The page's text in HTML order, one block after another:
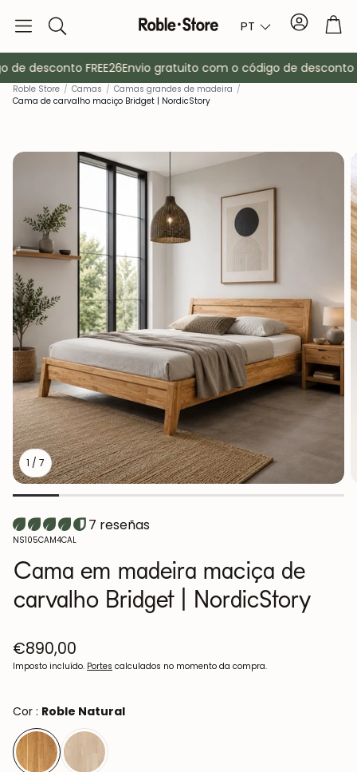
Pesquisa PT Conta
Aparadores
Armários Mesas de
Bengaleiros Mobiliário
desconto FREE26Envio gratuito com o código de desconto
Roble Store / Camas / Camas grandes de madeira /
Cama de carvalho maciço Bridget | NordicStory
1 / 7
7 reseñas
SKU:
NS105CAM4CAL
Cama em madeira maciça de
carvalho Bridget | NordicStory
Preço
normal
€890,00
Imposto incluído. Portes calculados no momento da compra.
Cor : Roble Natural